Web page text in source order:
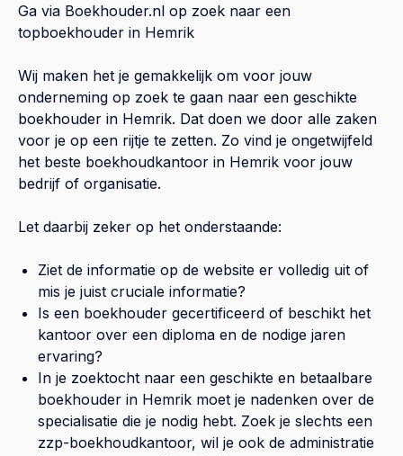
Ga via Boekhouder.nl op zoek naar een
topboekhouder in Hemrik
Wij maken het je gemakkelijk om voor jouw
onderneming op zoek te gaan naar een geschikte
boekhouder in Hemrik. Dat doen we door alle zaken
voor je op een rijtje te zetten. Zo vind je ongetwijfeld
het beste boekhoudkantoor in Hemrik voor jouw
bedrijf of organisatie.
Let daarbij zeker op het onderstaande:
Ziet de informatie op de website er volledig uit of
mis je juist cruciale informatie?
Is een boekhouder gecertificeerd of beschikt het
kantoor over een diploma en de nodige jaren
ervaring?
In je zoektocht naar een geschikte en betaalbare
boekhouder in Hemrik moet je nadenken over de
specialisatie die je nodig hebt. Zoek je slechts een
zzp-boekhoudkantoor, wil je ook de administratie